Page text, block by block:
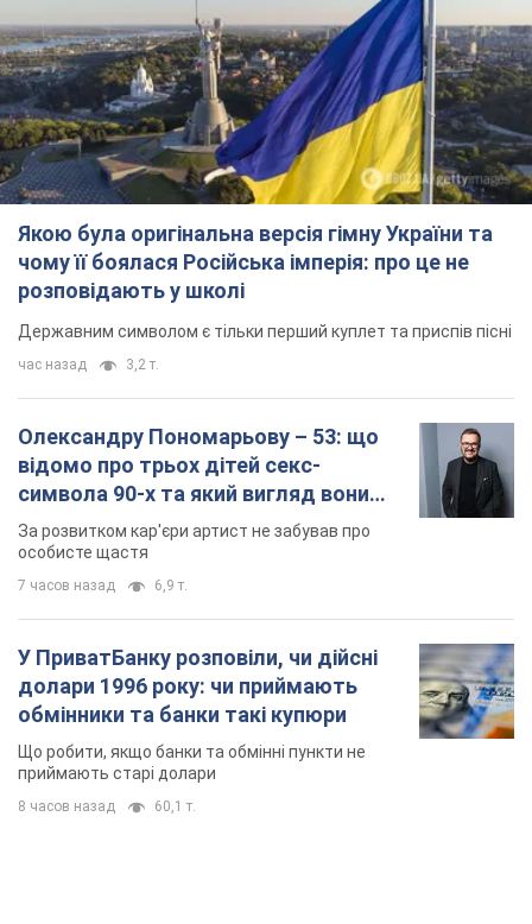
Якою була оригінальна версія гімну України та
чому її боялася Російська імперія: про це не
розповідають у школі
Державним символом є тільки перший куплет та приспів пісні
час назад 3,2 т.
Олександру Пономарьову – 53: що
відомо про трьох дітей секс-
символа 90-х та який вигляд вони
мають
За розвитком кар'єри артист не забував про
особисте щастя
7 часов назад 6,9 т.
У ПриватБанку розповіли, чи дійсні
долари 1996 року: чи приймають
обмінники та банки такі купюри
Що робити, якщо банки та обмінні пункти не
приймають старі долари
8 часов назад 60,1 т.